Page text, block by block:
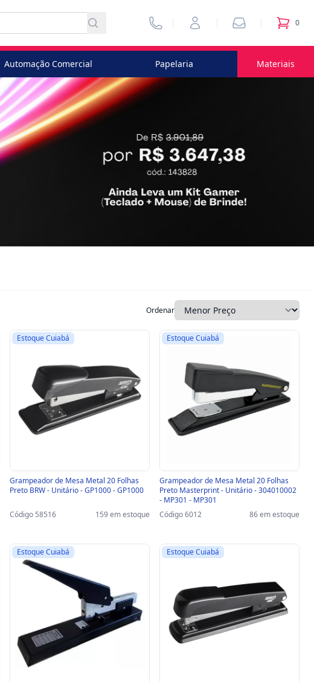
VendedoresMinha ContaPedidos 0
itens
Automação Comercial Papelaria Materiais
Ordenar
Estoque Cuiabá
Grampeador de Mesa Metal 20 Folhas
Preto BRW - Unitário - GP1000 - GP1000
Código 58516 159 em estoque
Estoque Cuiabá
Grampeador de Mesa Metal 20 Folhas
Preto Masterprint - Unitário - 304010002
- MP301 - MP301
Código 6012
86 em estoque
Estoque Cuiabá Estoque Cuiabá